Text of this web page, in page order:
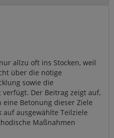
allzu oft ins Stocken, weil
über die nötige
sowie die
Der Beitrag zeigt auf,
Betonung dieser Ziele
ausgewählte Teilziele
Maßnahmen